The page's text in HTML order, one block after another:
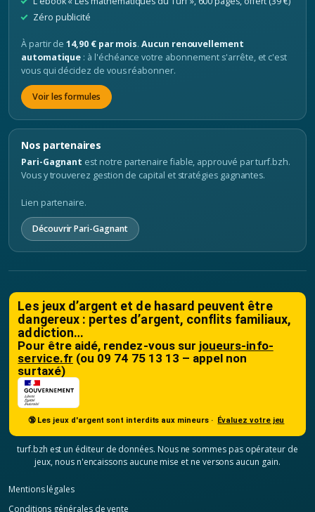
Zéro publicité
À partir de14,90 € par mois.Aucun renouvellement
automatique : à l'échéance votre abonnement s'arrête, et c'est
vous qui décidez de vous réabonner.
Voir les formules
Nos partenaires
Pari-Gagnant est notre partenaire fiable, approuvé par turf.bzh.
Vous y trouverez gestion de capital et stratégies gagnantes.
Lien partenaire.
Découvrir Pari-Gagnant
Les jeux d’argent et de hasard peuvent être
dangereux : pertes d’argent, conflits familiaux,
addiction…
Pour être aidé, rendez-vous sur joueurs-info-
service.fr (ou 09 74 75 13 13 – appel non
surtaxé)
🔞 Les jeux d'argent sont interdits aux mineurs · Évaluez votre jeu
turf.bzh est un éditeur de données. Nous ne sommes pas opérateur de
jeux, nous n'encaissons aucune mise et ne versons aucun gain.
Mentions légales
Conditions générales de vente